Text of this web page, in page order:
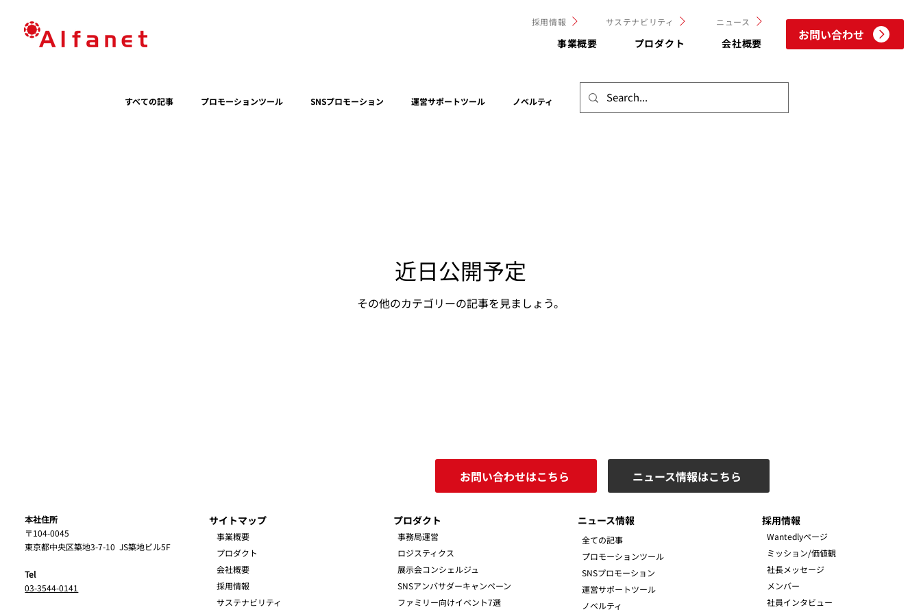
採用情報 サステナビリティ ニュース
事業概要 プロダクト 会社概要
お問い合わせ
すべての記事 プロモーションツール SNSプロモーション 運営サポートツール ノベルティ 現場レポート
近日公開予定
その他のカテゴリーの記事を見ましょう。
本社住所
〒104-0045
東京都中央区築地3-7-10JS築地ビル5F
Tel
03-3544-0141
サイトマップ
事業概要
プロダクト
会社概要
採用情報
サステナビリティ
プロダクト
事務局運営
ロジスティクス
展示会コンシェルジュ
SNSアンバサダーキャンペーン
ファミリー向けイベント7選
ニュース情報
全ての記事
プロモーションツール
SNSプロモーション
運営サポートツール
ノベルティ
採用情報
Wantedlyページ
ミッション/価値観
社長メッセージ
メンバー
社員インタビュー
ニュース情報はこちら
お問い合わせはこちら